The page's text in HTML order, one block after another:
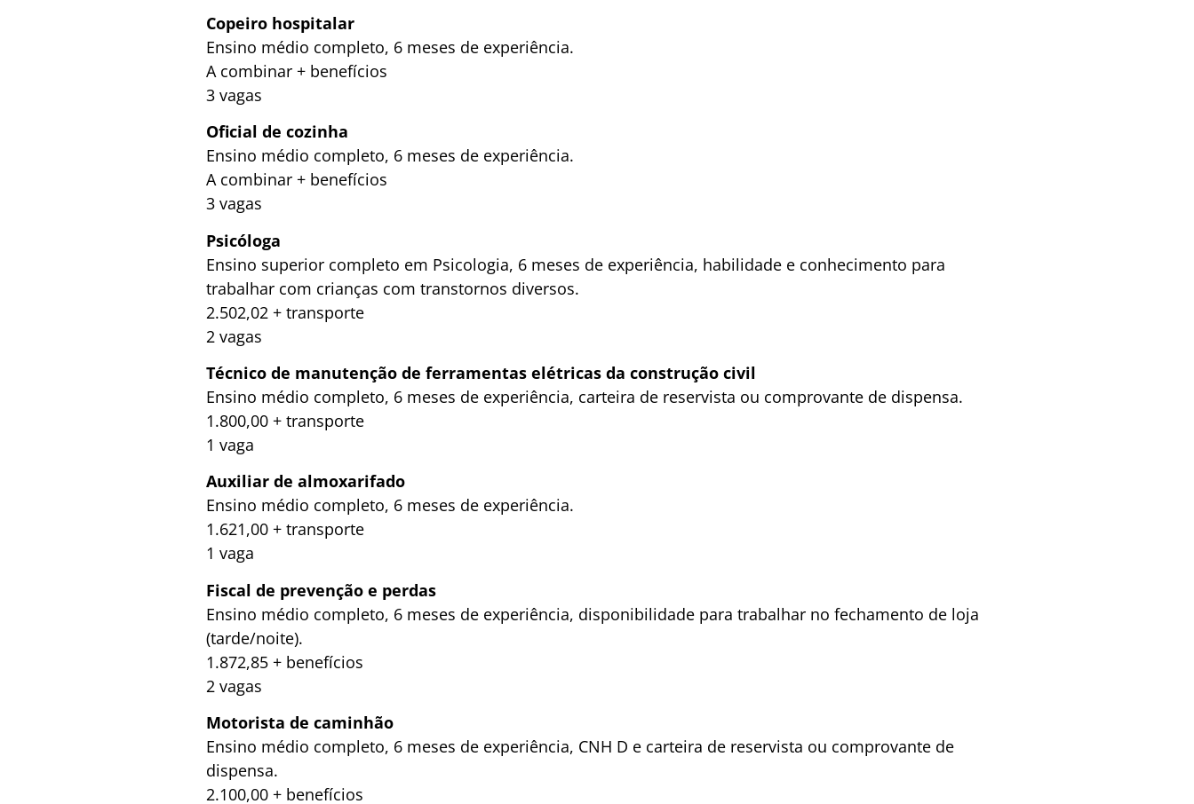
Copeiro hospitalar
Ensino médio completo, 6 meses de experiência.
A combinar + benefícios
3 vagas
Oficial de cozinha
Ensino médio completo, 6 meses de experiência.
A combinar + benefícios
3 vagas
Psicóloga
Ensino superior completo em Psicologia, 6 meses de experiência, habilidade e conhecimento para
trabalhar com crianças com transtornos diversos.
2.502,02 + transporte
2 vagas
Técnico de manutenção de ferramentas elétricas da construção civil
Ensino médio completo, 6 meses de experiência, carteira de reservista ou comprovante de dispensa.
1.800,00 + transporte
1 vaga
Auxiliar de almoxarifado
Ensino médio completo, 6 meses de experiência.
1.621,00 + transporte
1 vaga
Fiscal de prevenção e perdas
Ensino médio completo, 6 meses de experiência, disponibilidade para trabalhar no fechamento de loja
(tarde/noite).
1.872,85 + benefícios
2 vagas
Motorista de caminhão
Ensino médio completo, 6 meses de experiência, CNH D e carteira de reservista ou comprovante de
dispensa.
2.100,00 + benefícios